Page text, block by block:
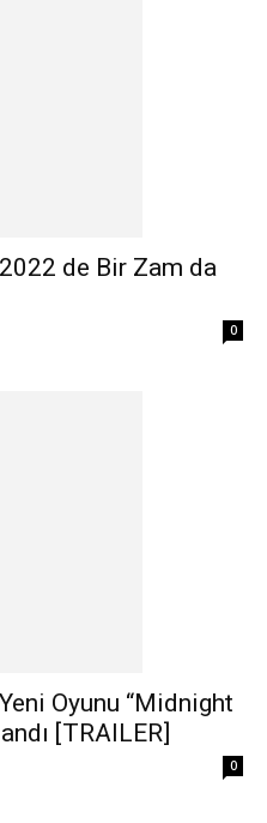
de Bir Zam da
0
Oyunu “Midnight
[TRAILER]
0